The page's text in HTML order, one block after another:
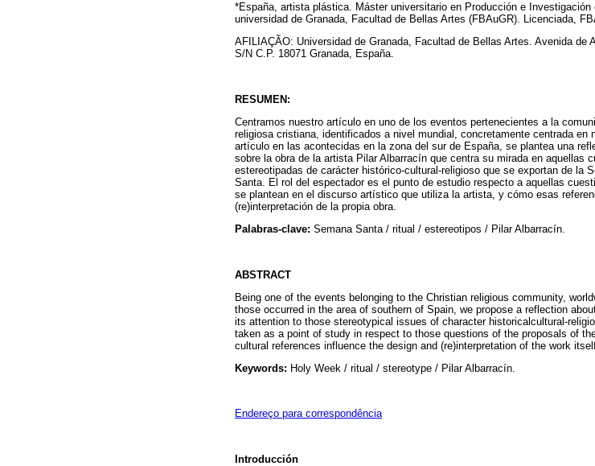
*España, artista plástica. Máster universitario en Producción e Investigación
universidad de Granada, Facultad de Bellas Artes (FBAuGR). Licenciada,
AFILIAÇÃO: Universidad de Granada, Facultad de Bellas Artes. Avenida de
S/N C.P. 18071 Granada, España.
RESUMEN:
Centramos nuestro artículo en uno de los eventos pertenecientes a la
religiosa cristiana, identificados a nivel mundial, concretamente centrada en
artículo en las acontecidas en la zona del sur de España, se plantea una
sobre la obra de la artista Pilar Albarracín que centra su mirada en aquellas
estereotipadas de carácter histórico-cultural-religioso que se exportan de la
Santa. El rol del espectador es el punto de estudio respecto a aquellas
se plantean en el discurso artístico que utiliza la artista, y cómo esas
(re)interpretación de la propia obra.
Palabras-clave: Semana Santa / ritual / estereotipos / Pilar Albarracín.
ABSTRACT
Being one of the events belonging to the Christian religious community,
those occurred in the area of southern of Spain, we propose a reflection
its attention to those stereotypical issues of character historicalcultural-
taken as a point of study in respect to those questions of the proposals of
cultural references influence the design and (re)interpretation of the work
Keywords: Holy Week / ritual / stereotype / Pilar Albarracín.
Endereço para correspondência
Introducción